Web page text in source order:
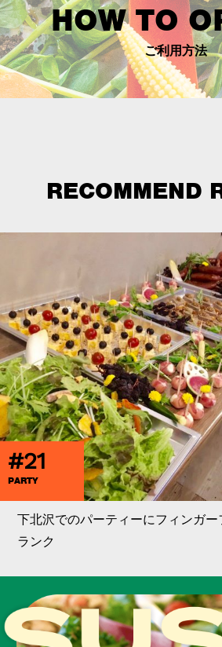
HOW TO
ご利用方法
RECOMMEND
#21
PARTY
下北沢でのパーティーにフィンガー
ランク